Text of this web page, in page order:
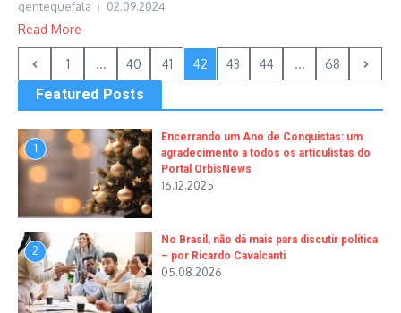
gentequefala 02.09.2024
Read More
1 ... 40 41 42 43 44 ... 68
Featured Posts
1
Encerrando um Ano de Conquistas: um
agradecimento a todos os articulistas do
Portal OrbisNews
16.12.2025
2
No Brasil, não dá mais para discutir política
– por Ricardo Cavalcanti
05.08.2026